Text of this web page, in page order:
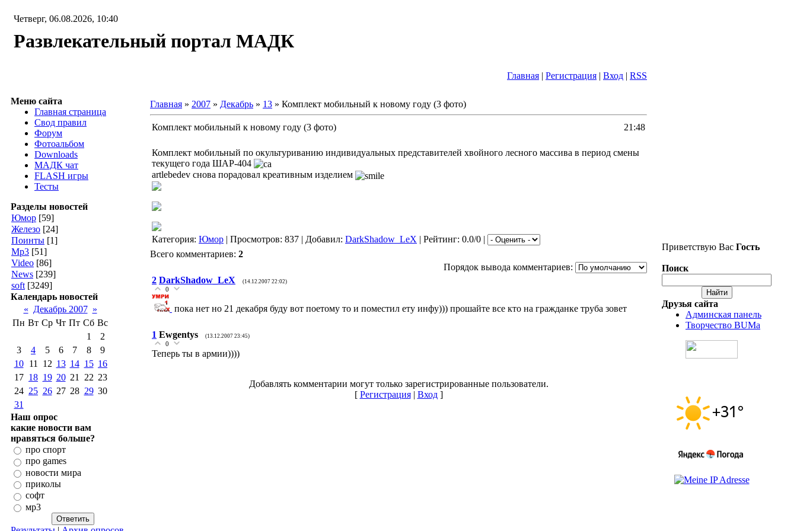
Четверг, 06.08.2026, 10:40
Развлекательный портал МАДК
Главная | Регистрация | Вход | RSS
Приветствую Вас Гость
Поиск
Друзья сайта
Админская панель
Творчество BUMa
Меню сайта
Главная страница
Свод правил
Форум
Фотоальбом
Downloads
МАДК чат
FLASH игры
Тесты
Разделы новостей
Юмор [59]
Железо [24]
Поинты [1]
Мр3 [51]
Video [86]
News [239]
soft [3249]
Календарь новостей
« Декабрь 2007 »
Пн Вт Ср Чт Пт Сб Вс
1
2
3
4 5 6 7 8
9
10
11 12 13 14 15 16
17 18 19 20 21 22 23
24 25 26 27 28 29 30
31
Наш опрос
какие новости вам
нравяться больше?
про спорт
про games
новости мира
приколы
софт
мр3
Главная » 2007 » Декабрь » 13 » Комплект мобильный к новому году (3 фото)
Комплект мобильный к новому году (3 фото) 21:48
Комплект мобильный по окультуриванию индивидуальных представителей хвойного лесного массива в период смены
текущего года ШАР-404
artlebedev снова порадовал креативным изделием
Категория: Юмор | Просмотров: 837 | Добавил: DarkShadow_LeX | Рейтинг: 0.0/0 |
Всего комментариев: 2
Порядок вывода комментариев:
2 DarkShadow_LeX (14.12.2007 22:02)
0
пока нет но 21 декабря буду вот поетому то и поместил ету инфу))) прошайте все кто на гражданке труба зовет
1 Ewgentys (13.12.2007 23:45)
0
Теперь ты в армии))))
Добавлять комментарии могут только зарегистрированные пользователи.
[ Регистрация| Вход]